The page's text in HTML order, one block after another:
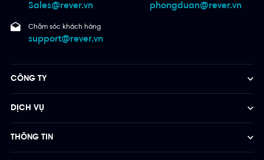
Sales@rever.vn phongduan@rever.vn
Chăm sóc khách hàng
support@rever.vn
CÔNG TY
DỊCH VỤ
THÔNG TIN